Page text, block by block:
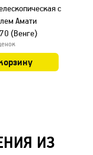
с
Амати
(Венге)
ИЗ